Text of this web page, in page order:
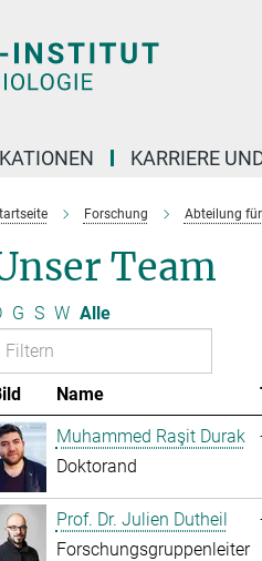
KARRIERE
Forschung Abteilung
Team
G S W Alle
Name
Muhammed Raşit Durak
Doktorand
Prof. Dr. Julien Dutheil
Forschungsgruppenleiter